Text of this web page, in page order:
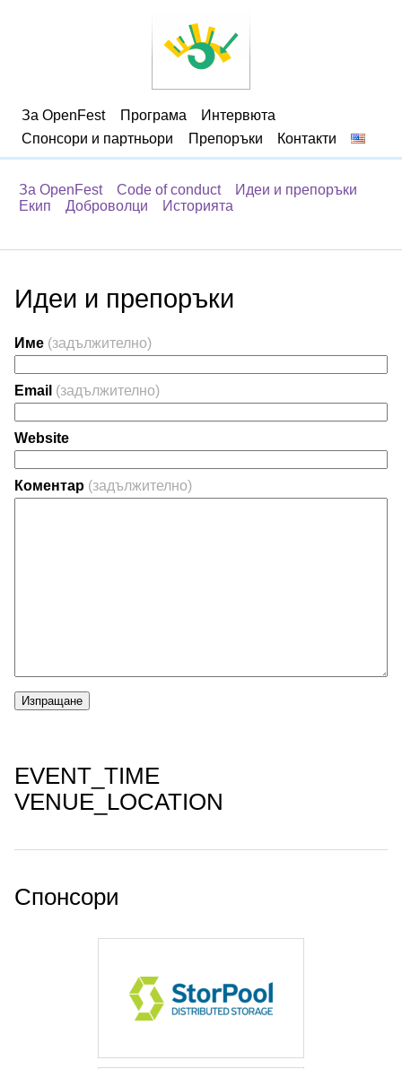
За OpenFest Програма
Интервюта
Спонсори и партньори
Препоръки Контакти
За OpenFest Code of conduct
Идеи и препоръки
Екип
Доброволци Историята
Идеи и препоръки
Име (задължително)
Email (задължително)
Website
Коментар (задължително)
Изпращане
EVENT_TIME
VENUE_LOCATION
Спонсори